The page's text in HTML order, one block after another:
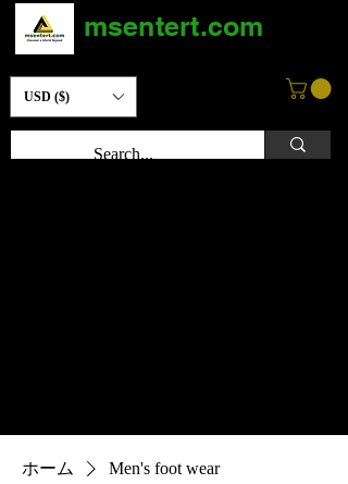
msentert.com
USD ($)
ホーム Men's foot wear